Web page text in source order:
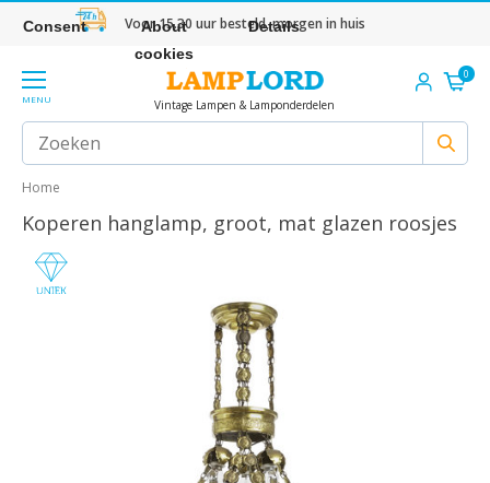
Voor 15.30 uur besteld, morgen in huis
MENU Vintage Lampen & Lamponderdelen
0
Home
Koperen hanglamp, groot, mat glazen roosjes
Consent
About
cookies
Details